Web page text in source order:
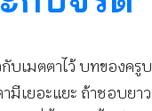
บเมตตาไว้ บทของครู
มีเยอะแยะ ถ้าชอบยา